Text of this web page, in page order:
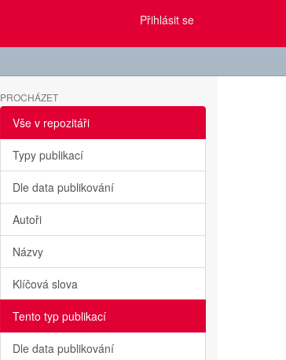
Přihlásit se
PROCHÁZET
Vše v repozitáři
Typy publikací
Dle data publikování
Autoři
Názvy
Klíčová slova
Tento typ publikací
Dle data publikování